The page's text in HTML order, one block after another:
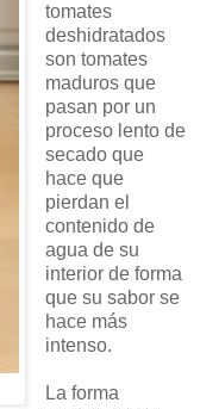
tomates
deshidratados
son tomates
maduros que
pasan por un
proceso lento de
secado que
hace que
pierdan el
contenido de
agua de su
interior de forma
que su sabor se
hace más
intenso.
La forma